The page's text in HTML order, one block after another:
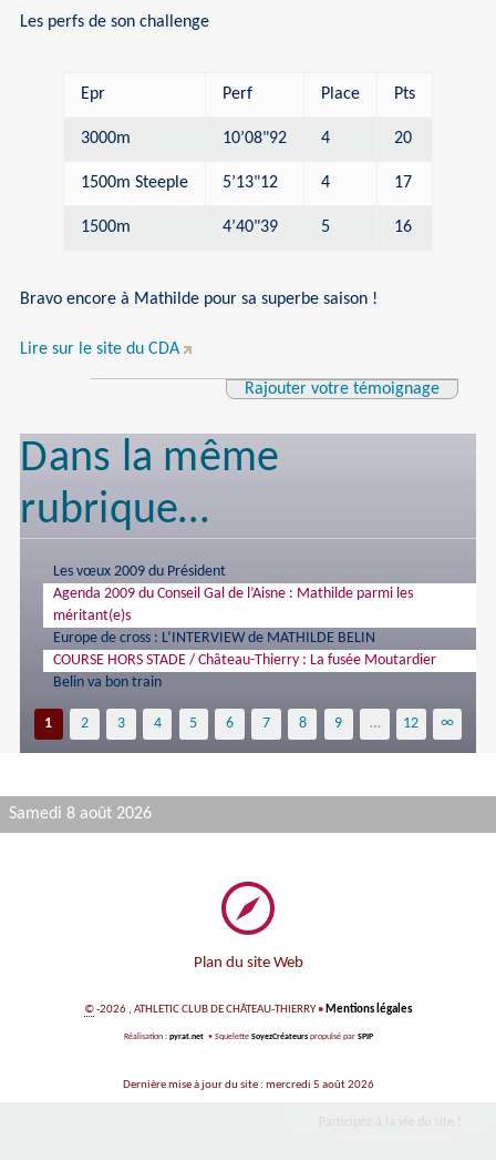
Les perfs de son challenge
Epr Perf Place Pts
3000m 10’08"92 4 20
1500m Steeple 5’13"12 4 17
1500m 4’40"39 5 16
Bravo encore à Mathilde pour sa superbe saison !
Lire sur le site du CDA
Rajouter votre témoignage
Dans la même
rubrique…
Les vœux 2009 du Président
Agenda 2009 du Conseil Gal de l’Aisne : Mathilde parmi les
méritant(e)s
Europe de cross : L’INTERVIEW de MATHILDE BELIN
COURSE HORS STADE / Château-Thierry : La fusée Moutardier
Belin va bon train
1 2 3 4 5 6 7 8 9 … 12 ∞
Samedi 8 août 2026
Plan du site Web
©-2026 , ATHLETIC CLUB DE CHÂTEAU-THIERRY• Mentions légales
Réalisation : pyrat.net •Squelette SoyezCréateurspropulsé par SPIP
Dernière mise à jour du site : mercredi 5 août 2026
Participez à la vie du site !